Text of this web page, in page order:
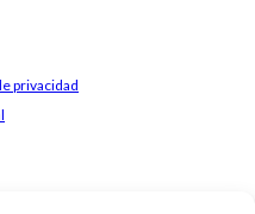
privacidad